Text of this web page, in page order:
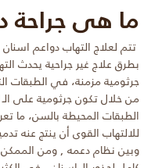
ما هى جراحة
تتم لعلاج التهاب دواعم
بطرق علاج غير جراحية يحدث
جرثومية مزمنة، في الطبقات
من خلال تكون جرثومية على
الطبقات المحيطة بالسن، ما
للالتهاب القوى أن ينتج عنه
وبين نظام دعمه , ومن